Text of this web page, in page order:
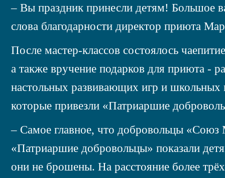
– Вы праздник принесли детям! Большое
слова благодарности директор приюта
После мастер-классов состоялось
а также вручение подарков для приюта -
настольных развивающих игр и школьных
которые привезли «Патриаршие
– Самое главное, что добровольцы
«Патриаршие добровольцы» показали
они не брошены. На расстояние более